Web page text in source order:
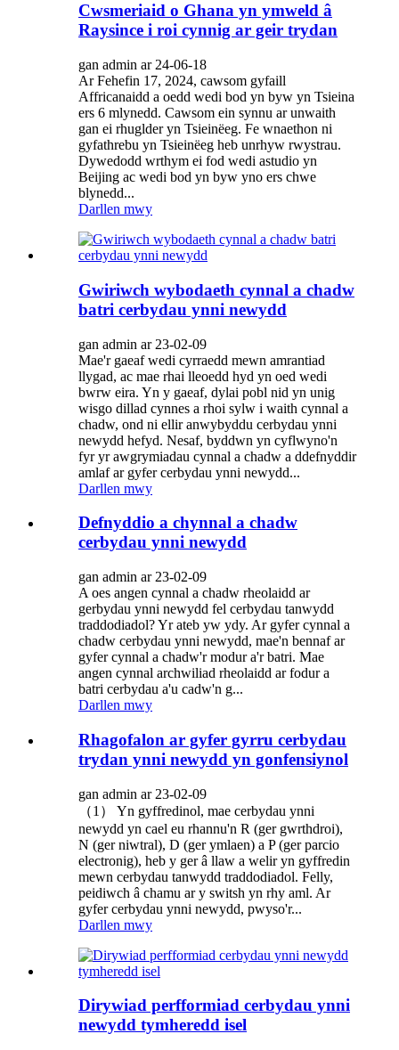
Cwsmeriaid o Ghana yn ymweld â
Raysince i roi cynnig ar geir trydan
gan admin ar 24-06-18
Ar Fehefin 17, 2024, cawsom gyfaill
Affricanaidd a oedd wedi bod yn byw yn Tsieina
ers 6 mlynedd. Cawsom ein synnu ar unwaith
gan ei rhuglder yn Tsieinëeg. Fe wnaethon ni
gyfathrebu yn Tsieinëeg heb unrhyw rwystrau.
Dywedodd wrthym ei fod wedi astudio yn
Beijing ac wedi bod yn byw yno ers chwe
blynedd...
Darllen mwy
Gwiriwch wybodaeth cynnal a chadw
batri cerbydau ynni newydd
gan admin ar 23-02-09
Mae'r gaeaf wedi cyrraedd mewn amrantiad
llygad, ac mae rhai lleoedd hyd yn oed wedi
bwrw eira. Yn y gaeaf, dylai pobl nid yn unig
wisgo dillad cynnes a rhoi sylw i waith cynnal a
chadw, ond ni ellir anwybyddu cerbydau ynni
newydd hefyd. Nesaf, byddwn yn cyflwyno'n
fyr yr awgrymiadau cynnal a chadw a ddefnyddir
amlaf ar gyfer cerbydau ynni newydd...
Darllen mwy
Defnyddio a chynnal a chadw
cerbydau ynni newydd
gan admin ar 23-02-09
A oes angen cynnal a chadw rheolaidd ar
gerbydau ynni newydd fel cerbydau tanwydd
traddodiadol? Yr ateb yw ydy. Ar gyfer cynnal a
chadw cerbydau ynni newydd, mae'n bennaf ar
gyfer cynnal a chadw'r modur a'r batri. Mae
angen cynnal archwiliad rheolaidd ar fodur a
batri cerbydau a'u cadw'n g...
Darllen mwy
Rhagofalon ar gyfer gyrru cerbydau
trydan ynni newydd yn gonfensiynol
gan admin ar 23-02-09
（1） Yn gyffredinol, mae cerbydau ynni
newydd yn cael eu rhannu'n R (ger gwrthdroi),
N (ger niwtral), D (ger ymlaen) a P (ger parcio
electronig), heb y ger â llaw a welir yn gyffredin
mewn cerbydau tanwydd traddodiadol. Felly,
peidiwch â chamu ar y switsh yn rhy aml. Ar
gyfer cerbydau ynni newydd, pwyso'r...
Darllen mwy
Dirywiad perfformiad cerbydau ynni
newydd tymheredd isel